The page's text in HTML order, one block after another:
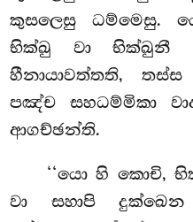
කුසලෙසු ධම්මෙසු.
භික්ඛු වා භික්ඛුනී
හීනායාවත්තති,
පඤ්ච සහධම්මිකා
ආගච්ඡන්ති.
‘‘යො හි කොචි,
වා සහාපි